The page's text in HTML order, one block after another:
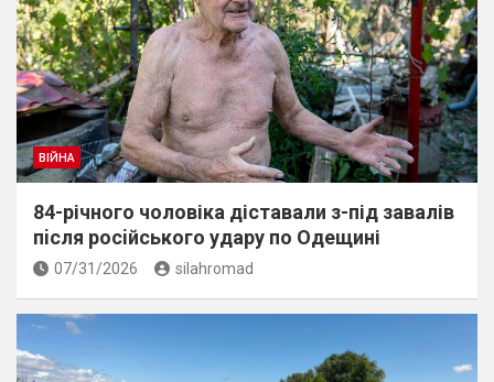
ВІЙНА
84-річного чоловіка діставали з-під завалів
пiсля росiйського удару по Одещині
07/31/2026 silahromad